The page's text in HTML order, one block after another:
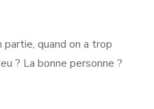
quand on a trop
? La bonne personne ?